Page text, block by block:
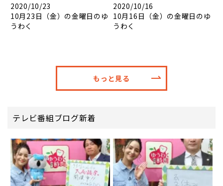
2020/10/23
10月23日（金）の金曜日のゆ
うわく
2020/10/16
10月16日（金）の金曜日のゆ
うわく
もっと見る
テレビ番組ブログ新着